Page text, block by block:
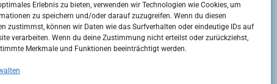
Erlebnis zu bieten, verwenden wir Technologien wie Cookies, um
zu speichern und/oder darauf zuzugreifen. Wenn du diesen
zustimmst, können wir Daten wie das Surfverhalten oder eindeutige IDs auf
verarbeiten. Wenn du deine Zustimmung nicht erteilst oder zurückziehst,
Merkmale und Funktionen beeinträchtigt werden.